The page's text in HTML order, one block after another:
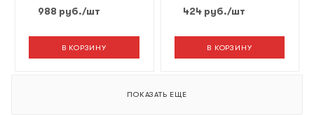
988 руб./шт
В КОРЗИНУ
424 руб./шт
В КОРЗИНУ
ПОКАЗАТЬ ЕЩЕ